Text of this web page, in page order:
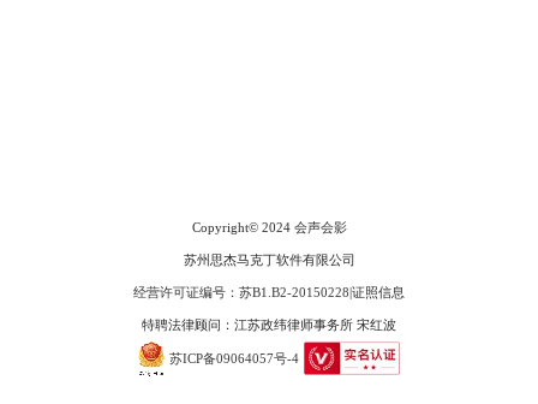
8、打开会声会影的转场库，把过滤分类中的“变形转场”拖拽到两个素材
Copyright© 2024 会声会影
苏州思杰马克丁软件有限公司
经营许可证编号：苏B1.B2-20150228|证照信息
特聘法律顾问：江苏政纬律师事务所 宋红波
苏ICP备09064057号-4